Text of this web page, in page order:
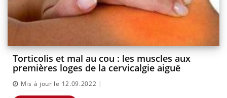
Torticolis et mal au cou : les muscles aux
premières loges de la cervicalgie aiguë
Mis à jour le 12.09.2022 |